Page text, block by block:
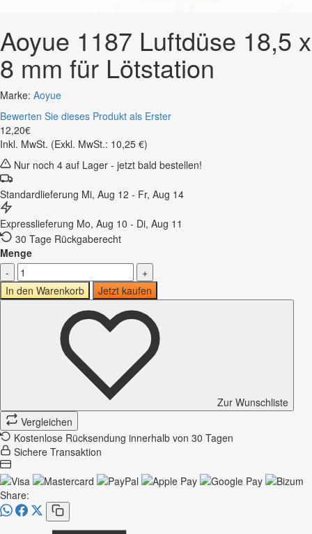
Aoyue 1187 Luftdüse 18,5 x
8 mm für Lötstation
Marke: Aoyue
Bewerten Sie dieses Produkt als Erster
12,20€
Inkl. MwSt. (Exkl. MwSt.: 10,25 €)
Nur noch 4 auf Lager - jetzt bald bestellen!
Standardlieferung Mi, Aug 12 - Fr, Aug 14
Expresslieferung Mo, Aug 10 - Di, Aug 11
30 Tage Rückgaberecht
Menge
-
+
In den Warenkorb
Jetzt kaufen
Zur Wunschliste
Vergleichen
Kostenlose Rücksendung innerhalb von 30 Tagen
Sichere Transaktion
Share: